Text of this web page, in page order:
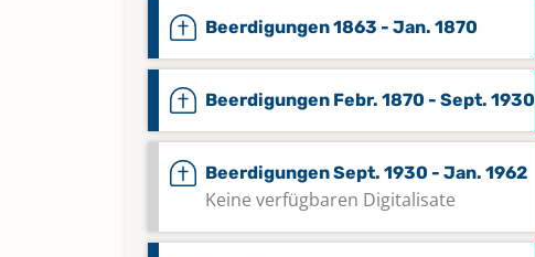
Beerdigungen 1863 - Jan. 1870
Beerdigungen Febr. 1870 - Sept. 1930
Beerdigungen Sept. 1930 - Jan. 1962
Keine verfügbaren Digitalisate